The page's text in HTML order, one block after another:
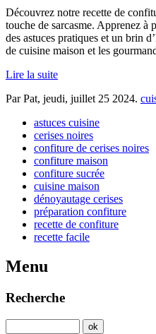
Découvrez notre recette de
touche de sarcasme. Apprenez à
des astuces pratiques et un brin
de cuisine maison et les
Lire la suite
Par Pat, jeudi, juillet 25 2024.
astuces cuisine
cerises noires
confiture de cerises noires
confiture maison
confiture sucrée
cuisine maison
dénoyautage cerises
préparation confiture
recette de confiture
recette facile
Menu
Recherche